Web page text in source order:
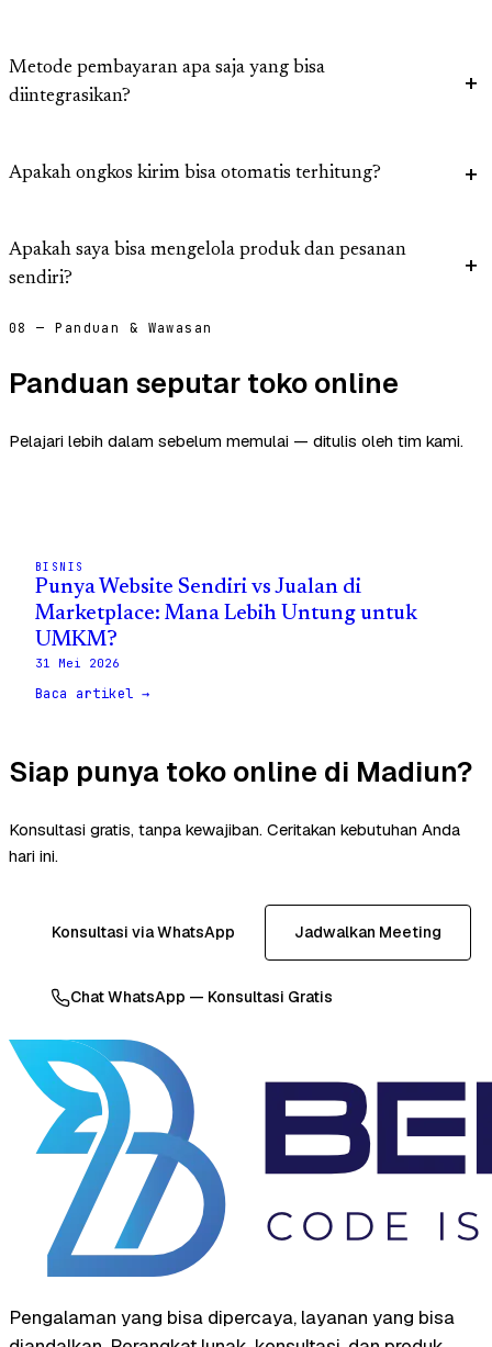
Metode pembayaran apa saja yang bisa
diintegrasikan?
Apakah ongkos kirim bisa otomatis terhitung?
Apakah saya bisa mengelola produk dan pesanan
sendiri?
08 — Panduan & Wawasan
Panduan seputar toko online
Pelajari lebih dalam sebelum memulai — ditulis oleh tim kami.
BISNIS
Punya Website Sendiri vs Jualan di
Marketplace: Mana Lebih Untung untuk
UMKM?
31 Mei 2026
Baca artikel →
Siap punya toko online di Madiun?
Konsultasi gratis, tanpa kewajiban. Ceritakan kebutuhan Anda
hari ini.
Konsultasi via WhatsApp Jadwalkan Meeting
Chat WhatsApp — Konsultasi Gratis
Pengalaman yang bisa dipercaya, layanan yang bisa